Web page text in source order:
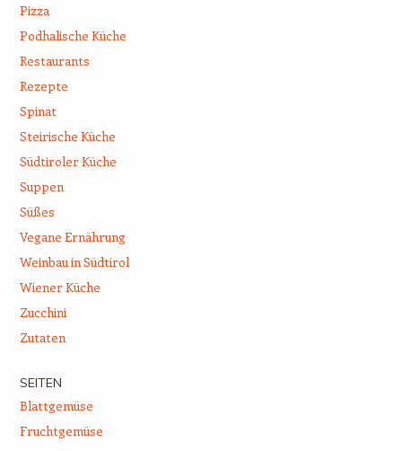
Pizza
Podhalische Küche
Restaurants
Rezepte
Spinat
Steirische Küche
Südtiroler Küche
Suppen
Süßes
Vegane Ernährung
Weinbau in Südtirol
Wiener Küche
Zucchini
Zutaten
SEITEN
Blattgemüse
Fruchtgemüse